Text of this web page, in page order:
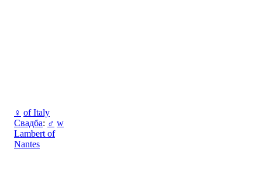
♀ of Italy
Свадба: ♂ w
Lambert of
Nantes